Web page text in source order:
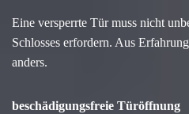
Eine versperrte Tür muss nicht
Schlosses erfordern. Aus
anders.
beschädigungsfreie Türöffnung